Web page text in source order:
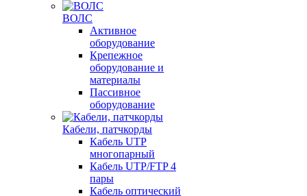
ВОЛС
Активное
оборудование
Крепежное
оборудование и
материалы
Пассивное
оборудование
Кабели, патчкорды
Кабель UTP
многопарный
Кабель UTP/FTP 4
пары
Кабель оптический